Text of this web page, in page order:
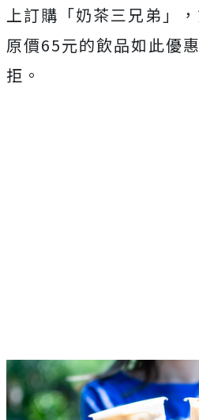
上訂購「奶茶三兄弟」
原價65元的飲品如此優
拒。